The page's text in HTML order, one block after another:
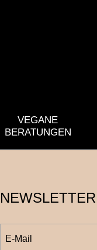
VEGANE
BERATUNGEN
NEWSLETTER